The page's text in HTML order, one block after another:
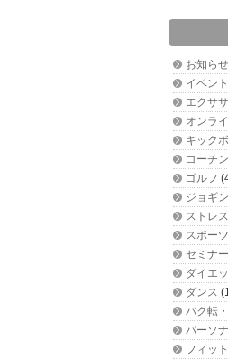
お知らせ
イベント
エクサ
オンラ
キック
コーチ
ゴルフ
ジョギ
ストレ
スポー
セミナー
ダイエ
ダンス
バク転
パーソ
フィッ